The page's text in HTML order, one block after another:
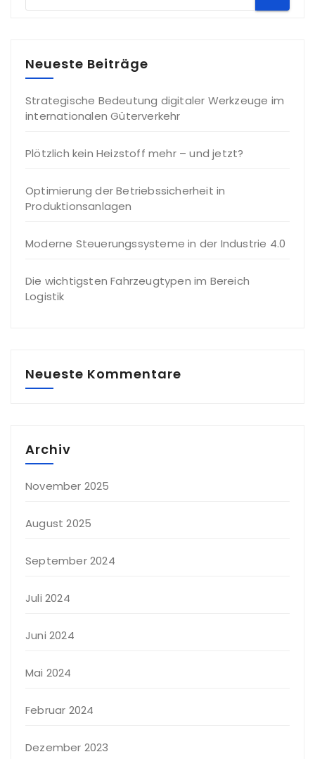
Neueste Beiträge
Strategische Bedeutung digitaler Werkzeuge im
internationalen Güterverkehr
Plötzlich kein Heizstoff mehr – und jetzt?
Optimierung der Betriebssicherheit in
Produktionsanlagen
Moderne Steuerungssysteme in der Industrie 4.0
Die wichtigsten Fahrzeugtypen im Bereich
Logistik
Neueste Kommentare
Archiv
November 2025
August 2025
September 2024
Juli 2024
Juni 2024
Mai 2024
Februar 2024
Dezember 2023